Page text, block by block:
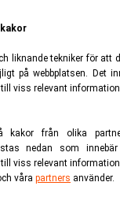
liknande tekniker för att
på webbplatsen. Det
viss relevant
kakor från olika
nedan som
viss relevant
våra partners använder.
på Nasdaq genom